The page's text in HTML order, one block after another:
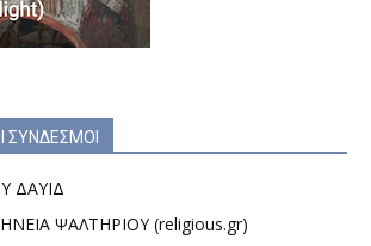
ΣΥΝΔΕΣΜΟΙ
ΔΑΥΙΔ
ΨΑΛΤΗΡΙΟΥ (religious.gr)